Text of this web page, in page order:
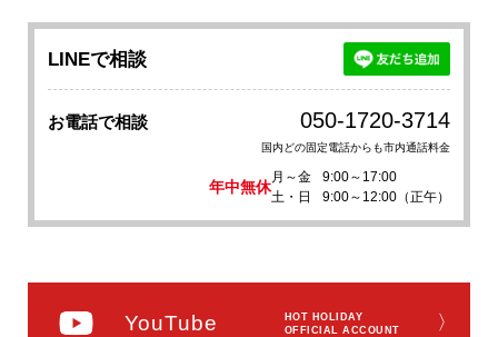
LINEで相談
お電話で相談 050-1720-3714
国内どの固定電話からも市内通話料金
年中無休
月～金
9:00～17:00
土・日
9:00～12:00（正午）
YouTube
HOT HOLIDAY
OFFICIAL ACCOUNT
〉